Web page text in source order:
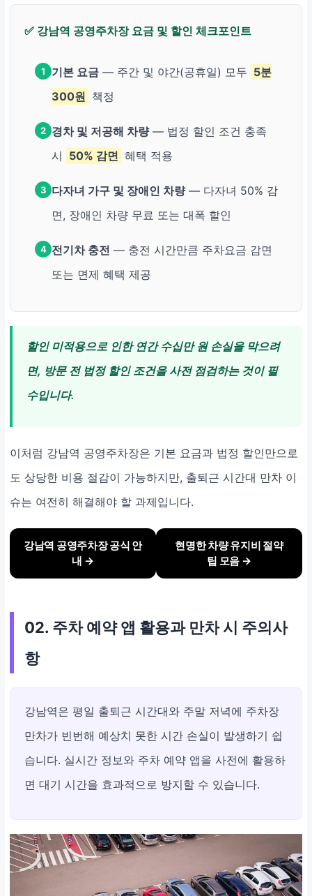
✅ 강남역 공영주차장 요금 및 할인 체크포인트
1 기본 요금 — 주간 및 야간(공휴일) 모두 5분
300원 책정
2 경차 및 저공해 차량— 법정 할인 조건 충족
시 50% 감면 혜택 적용
3 다자녀 가구 및 장애인 차량— 다자녀 50% 감
면, 장애인 차량 무료 또는 대폭 할인
4 전기차 충전 — 충전 시간만큼 주차요금 감면
또는 면제 혜택 제공
할인 미적용으로 인한 연간 수십만 원 손실을 막으려
면, 방문 전 법정 할인 조건을 사전 점검하는 것이 필
수입니다.
이처럼 강남역 공영주차장은 기본 요금과 법정 할인만으로
도 상당한 비용 절감이 가능하지만, 출퇴근 시간대 만차 이
슈는 여전히 해결해야 할 과제입니다.
강남역 공영주차장 공식 안
내 →
현명한 차량 유지비 절약
팁 모음 →
02. 주차 예약 앱 활용과 만차 시 주의사
항
강남역은 평일 출퇴근 시간대와 주말 저녁에 주차장
만차가 빈번해 예상치 못한 시간 손실이 발생하기 쉽
습니다. 실시간 정보와 주차 예약 앱을 사전에 활용하
면 대기 시간을 효과적으로 방지할 수 있습니다.